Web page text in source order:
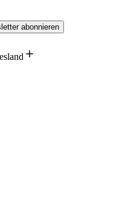
abonnieren